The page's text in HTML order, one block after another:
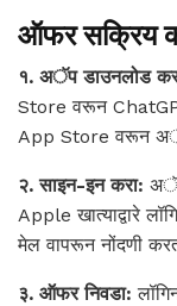
ऑफर सक्रिय
१. अॅप डाउनलोड
Store वरून
App Store वरून
२. साइन-इन करा: अॅप
Apple खात्याद्वारे
मेल वापरून नोंदणी
३. ऑफर निवडा: